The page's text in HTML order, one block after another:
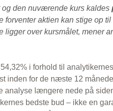
den nuværende kurs kaldes
forventer aktien kan stige op
ligger over kursmålet, mener
i forhold til
inden for de næste 12
analyse længere nede på
bedste bud – ikke en